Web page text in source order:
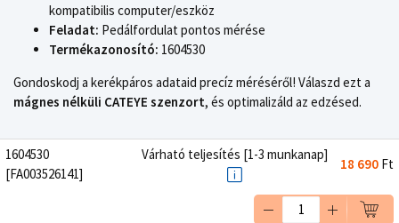
kompatibilis computer/eszköz
Feladat: Pedálfordulat pontos mérése
Termékazonosító: 1604530
Gondoskodj a kerékpáros adataid precíz méréséről! Válaszd ezt a
mágnes nélküli CATEYE szenzort, és optimalizáld az edzésed.
1604530
[FA003526141]
Várható teljesítés [1-3 munkanap]
18 690 Ft